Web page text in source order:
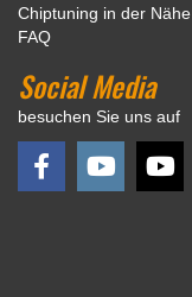
Chiptuning in der Nähe
FAQ
Social Media
besuchen Sie uns auf